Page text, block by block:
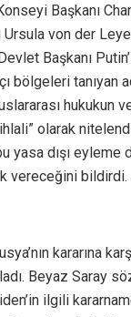
Başkanı
von der
Başkanı
bölgeleri tanıyan
hukukun
ihlali” olarak
yasa dışı eyleme
vereceğini bildirdi.
kararına
Beyaz Saray
ilgili